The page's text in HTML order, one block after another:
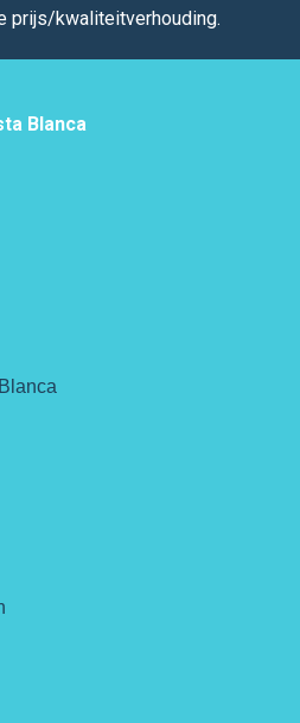
prijs/kwaliteitverhouding.
Blanca